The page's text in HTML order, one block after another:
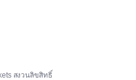
สงวนลิขสิทธิ์